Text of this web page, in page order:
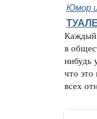
Юмор
в
нибудь
что это
всех